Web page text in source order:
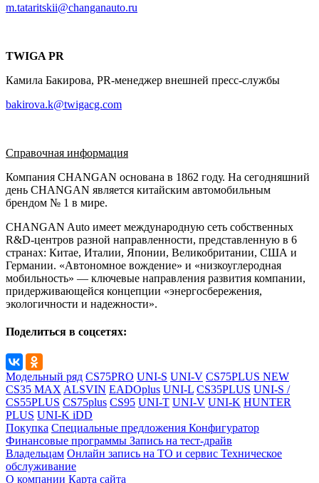
m.tataritskii@changanauto.ru
TWIGA PR
Камила Бакирова, PR-менеджер внешней пресс-службы
bakirova.k@twigacg.com
Справочная информация
Компания CHANGAN основана в 1862 году. На сегодняшний
день CHANGAN является китайским автомобильным
брендом № 1 в мире.
CHANGAN Auto имеет международную сеть собственных
R&D-центров разной направленности, представленную в 6
странах: Китае, Италии, Японии, Великобритании, США и
Германии. «Автономное вождение» и «низкоуглеродная
мобильность» — ключевые направления развития компании,
придерживающейся концепции «энергосбережения,
экологичности и надежности».
Поделиться в соцсетях:
Модельный ряд CS75PRO UNI-S UNI-V CS75PLUS NEW
CS35 MAX ALSVIN EADOplus UNI-L CS35PLUS UNI-S /
CS55PLUS CS75plus CS95 UNI-T UNI-V UNI-K HUNTER
PLUS UNI-K iDD
Покупка Специальные предложения Конфигуратор
Финансовые программы Запись на тест-драйв
Владельцам Онлайн запись на ТО и сервис Техническое
обслуживание
О компании Карта сайта